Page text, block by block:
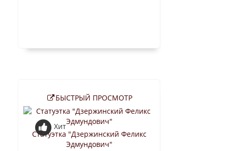
БЫСТРЫЙ ПРОСМОТР
Хит
Статуэтка "Дзержинский Феликс
Эдмундович"